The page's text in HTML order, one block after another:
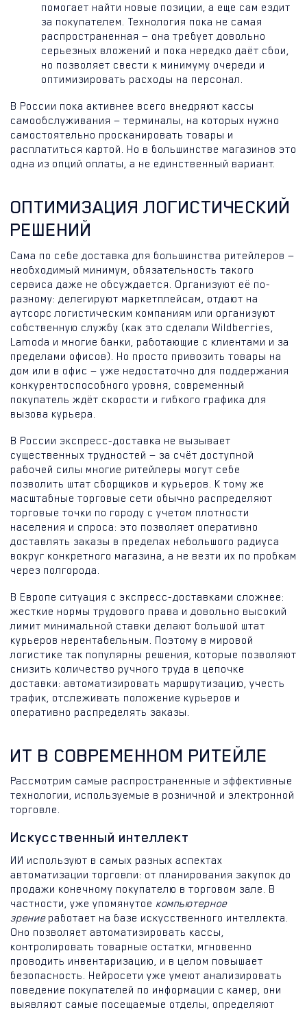
помогает найти новые позиции, а еще сам ездит
за покупателем. Технология пока не самая
распространенная — она требует довольно
серьезных вложений и пока нередко даёт сбои,
но позволяет свести к минимуму очереди и
оптимизировать расходы на персонал.
В России пока активнее всего внедряют кассы
самообслуживания — терминалы, на которых нужно
самостоятельно просканировать товары и
расплатиться картой. Но в большинстве магазинов это
одна из опций оплаты, а не единственный вариант.
ОПТИМИЗАЦИЯ ЛОГИСТИЧЕСКИЙ
РЕШЕНИЙ
Сама по себе доставка для большинства ритейлеров —
необходимый минимум, обязательность такого
сервиса даже не обсуждается. Организуют её по-
разному: делегируют маркетплейсам, отдают на
аутсорс логистическим компаниям или организуют
собственную службу (как это сделали Wildberries,
Lamoda и многие банки, работающие с клиентами и за
пределами офисов). Но просто привозить товары на
дом или в офис — уже недостаточно для поддержания
конкурентоспособного уровня, современный
покупатель ждёт скорости и гибкого графика для
вызова курьера.
В России экспресс-доставка не вызывает
существенных трудностей — за счёт доступной
рабочей силы многие ритейлеры могут себе
позволить штат сборщиков и курьеров. К тому же
масштабные торговые сети обычно распределяют
торговые точки по городу с учетом плотности
населения и спроса: это позволяет оперативно
доставлять заказы в пределах небольшого радиуса
вокруг конкретного магазина, а не везти их по пробкам
через полгорода.
В Европе ситуация с экспресс-доставками сложнее:
жесткие нормы трудового права и довольно высокий
лимит минимальной ставки делают большой штат
курьеров нерентабельным. Поэтому в мировой
логистике так популярны решения, которые позволяют
снизить количество ручного труда в цепочке
доставки: автоматизировать маршрутизацию, учесть
трафик, отслеживать положение курьеров и
оперативно распределять заказы.
ИТ В СОВРЕМЕННОМ РИТЕЙЛЕ
Рассмотрим самые распространенные и эффективные
технологии, используемые в розничной и электронной
торговле.
Искусственный интеллект
ИИ используют в самых разных аспектах
автоматизации торговли: от планирования закупок до
продажи конечному покупателю в торговом зале. В
частности, уже упомянутое компьютерное
зрениеработает на базе искусственного интеллекта.
Оно позволяет автоматизировать кассы,
контролировать товарные остатки, мгновенно
проводить инвентаризацию, и в целом повышает
безопасность. Нейросети уже умеют анализировать
поведение покупателей по информации с камер, они
выявляют самые посещаемые отделы, определяют